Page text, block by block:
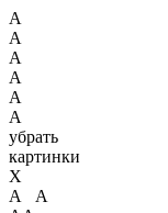
А
А
А
А
А
А
убрать
картинки
X
А А